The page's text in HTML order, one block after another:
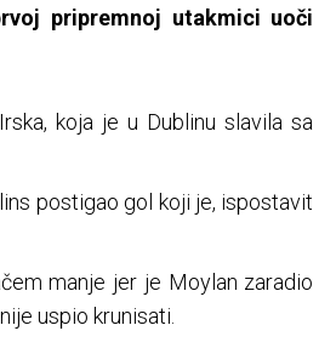
pripremnoj utakmici uoči
koja je u Dublinu slavila sa
postigao gol koji je, ispostavit
manje jer je Moylan zaradio
uspio krunisati.